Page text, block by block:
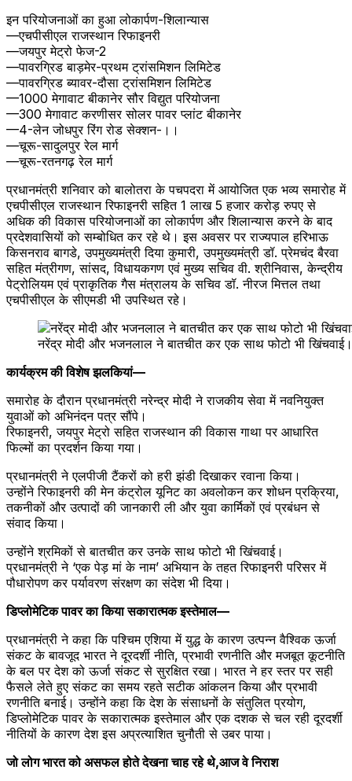
इन परियोजनाओं का हुआ लोकार्पण-शिलान्यास
—एचपीसीएल राजस्थान रिफाइनरी
—जयपुर मेट्रो फेज-2
—पावरग्रिड बाड़मेर-प्रथम ट्रांसमिशन लिमिटेड
—पावरग्रिड ब्यावर-दौसा ट्रांसमिशन लिमिटेड
—1000 मेगावाट बीकानेर सौर विद्युत परियोजना
—300 मेगावाट करणीसर सोलर पावर प्लांट बीकानेर
—4-लेन जोधपुर रिंग रोड सेक्शन-।।
—चूरू-सादुलपुर रेल मार्ग
—चूरू-रतनगढ़ रेल मार्ग
प्रधानमंत्री शनिवार को बालोतरा के पचपदरा में आयोजित एक भव्य समारोह में
एचपीसीएल राजस्थान रिफाइनरी सहित 1 लाख 5 हजार करोड़ रुपए से
अधिक की विकास परियोजनाओं का लोकार्पण और शिलान्यास करने के बाद
प्रदेशवासियों को सम्बोधित कर रहे थे। इस अवसर पर राज्यपाल हरिभाऊ
किसनराव बागडे, उपमुख्यमंत्री दिया कुमारी, उपमुख्यमंत्री डॉ. प्रेमचंद बैरवा
सहित मंत्रीगण, सांसद, विधायकगण एवं मुख्य सचिव वी. श्रीनिवास, केन्द्रीय
पेट्रोलियम एवं प्राकृतिक गैस मंत्रालय के सचिव डॉ. नीरज मित्तल तथा
एचपीसीएल के सीएमडी भी उपस्थित रहे।
नरेंद्र मोदी और भजनलाल ने बातचीत कर एक साथ फोटो भी खिंचवाई।
कार्यक्रम की विशेष झलकियां—
समारोह के दौरान प्रधानमंत्री नरेन्द्र मोदी ने राजकीय सेवा में नवनियुक्त
युवाओं को अभिनंदन पत्र सौंपे।
रिफाइनरी, जयपुर मेट्रो सहित राजस्थान की विकास गाथा पर आधारित
फिल्मों का प्रदर्शन किया गया।
प्रधानमंत्री ने एलपीजी टैंकरों को हरी झंडी दिखाकर रवाना किया।
उन्होंने रिफाइनरी की मेन कंट्रोल यूनिट का अवलोकन कर शोधन प्रक्रिया,
तकनीकों और उत्पादों की जानकारी ली और युवा कार्मिकों एवं प्रबंधन से
संवाद किया।
उन्होंने श्रमिकों से बातचीत कर उनके साथ फोटो भी खिंचवाई।
प्रधानमंत्री ने ‘एक पेड़ मां के नाम’ अभियान के तहत रिफाइनरी परिसर में
पौधारोपण कर पर्यावरण संरक्षण का संदेश भी दिया।
डिप्लोमेटिक पावर का किया सकारात्मक इस्तेमाल—
प्रधानमंत्री ने कहा कि पश्चिम एशिया में युद्ध के कारण उत्पन्न वैश्विक ऊर्जा
संकट के बावजूद भारत ने दूरदर्शी नीति, प्रभावी रणनीति और मजबूत कूटनीति
के बल पर देश को ऊर्जा संकट से सुरक्षित रखा। भारत ने हर स्तर पर सही
फैसले लेते हुए संकट का समय रहते सटीक आंकलन किया और प्रभावी
रणनीति बनाई। उन्होंने कहा कि देश के संसाधनों के संतुलित प्रयोग,
डिप्लोमेटिक पावर के सकारात्मक इस्तेमाल और एक दशक से चल रही दूरदर्शी
नीतियों के कारण देश इस अप्रत्याशित चुनौती से उबर पाया।
जो लोग भारत को असफल होते देखना चाह रहे थे,आज वे निराश